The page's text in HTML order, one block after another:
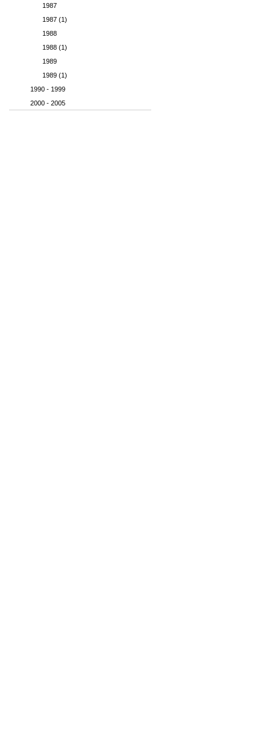
1987
1987 (1)
1988
1988 (1)
1989
1989 (1)
1990 - 1999
2000 - 2005